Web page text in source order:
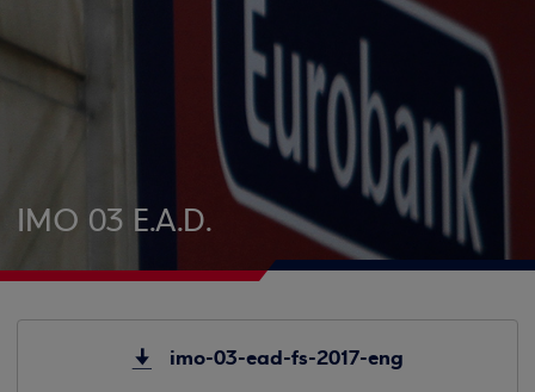
IMO 03 E.A.D.
imo-03-ead-fs-2017-eng